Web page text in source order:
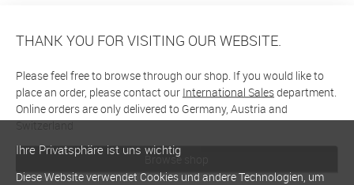
THANK YOU FOR VISITING OUR WEBSITE.
Please feel free to browse through our shop. If you would like to
place an order, please contact our International Salesdepartment.
Online orders are only delivered to Germany, Austria and
Switzerland
Browse shop
Ihre Privatsphäre ist uns wichtig
Diese Website verwendet Cookies und andere Technologien, um